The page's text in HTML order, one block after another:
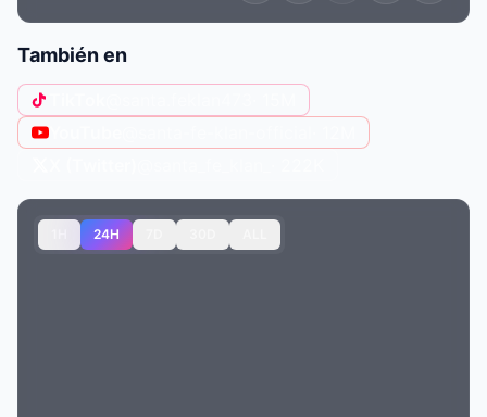
También en
24H